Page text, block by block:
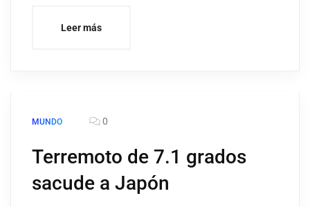
Leer más
MUNDO 0
Terremoto de 7.1 grados
sacude a Japón